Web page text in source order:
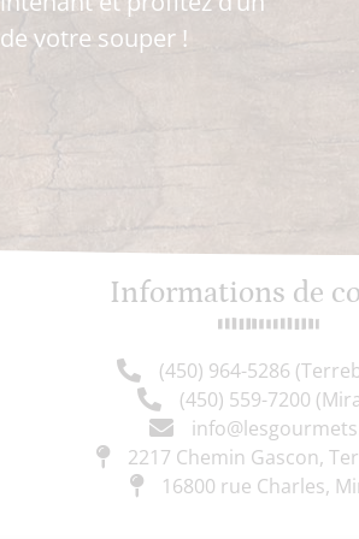
votre souper !
Informations de
(450) 964-5286
(450) 559-7200
2217 Chemin Gascon,
16800 rue Charles,